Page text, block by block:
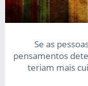
Se as
pensamentos
teriam mais